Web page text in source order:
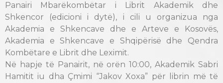
Panairi Mbarëkombëtar i Librit Akademik dhe
Shkencor (edicioni i dytë), i cili u organizua nga
Akademia e Shkencave dhe e Arteve e Kosovës,
Akademia e Shkencave e Shqipërisë dhe Qendra
Kombëtare e Librit dhe Leximit.
Në hapje të Panairit, në orën 10:00, Akademik Sabri
Hamitit iu dha Çmimi “Jakov Xoxa” për librin më të